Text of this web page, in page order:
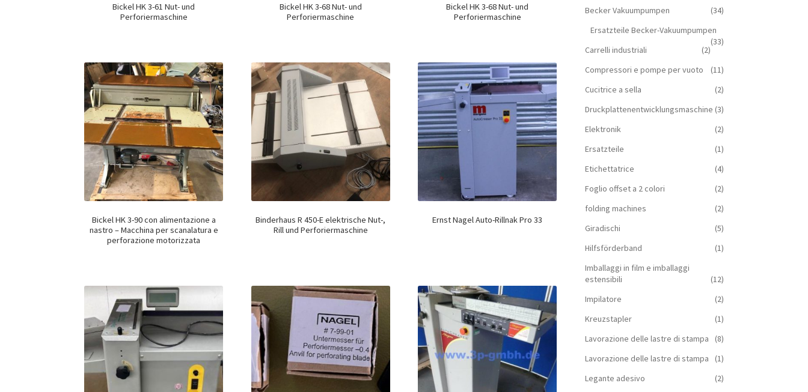
Bickel HK 3-61 Nut- und
Perforiermaschine
Bickel HK 3-68 Nut- und
Perforiermaschine
Bickel HK 3-68 Nut- und
Perforiermaschine
Bickel HK 3-90 con alimentazione a
nastro – Macchina per scanalatura e
perforazione motorizzata
Binderhaus R 450-E elektrische Nut-,
Rill und Perforiermaschine
Ernst Nagel Auto-Rillnak Pro 33
Becker Vakuumpumpen
(34)
Ersatzteile Becker-Vakuumpumpen
(33)
Carrelli industriali
(2)
Compressori e pompe per vuoto
(11)
Cucitrice a sella
(2)
Druckplattenentwicklungsmaschine (3)
Elektronik
(2)
Ersatzteile
(1)
Etichettatrice
(4)
Foglio offset a 2 colori
(2)
folding machines
(2)
Giradischi
(5)
Hilfsförderband
(1)
Imballaggi in film e imballaggi
estensibili
(12)
Impilatore
(2)
Kreuzstapler
(1)
Lavorazione delle lastre di stampa
(8)
Lavorazione delle lastre di stampa
(1)
Legante adesivo
(2)